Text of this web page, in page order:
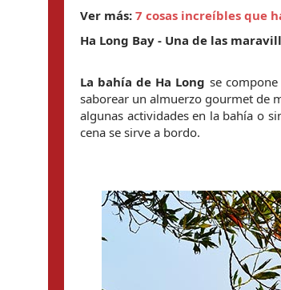
Ver más: 7 cosas increíbles que
Ha Long Bay - Una de las
La bahía de Ha Long se
saborear un almuerzo gourmet de
algunas actividades en la bahía o
cena se sirve a bordo.